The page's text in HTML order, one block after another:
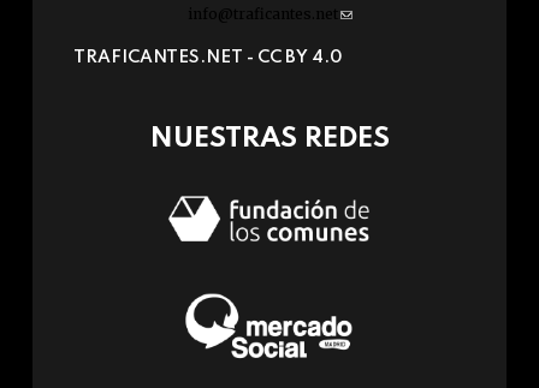
info@traficantes.net (link
e-
TRAFICANTES.NET - CC BY 4.0
NUESTRAS REDES